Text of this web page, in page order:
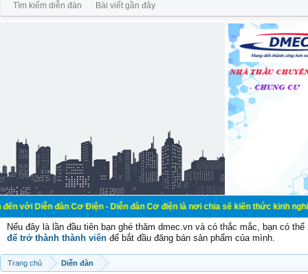
đàn Cơ Điện - Diễn đàn Cơ điện là nơi chia sẽ kiến thức kinh nghiệm
Nếu đây là lần đầu tiên bạn ghé thăm dmec.vn và có thắc mắc, bạn có
để trở thành thành viên để bắt đầu đăng bán sản phẩm của mình.
Trang chủ Diễn đàn
Tìm kiếm diễn đàn Bài viết gần đây